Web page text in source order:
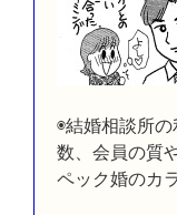
◉結婚相談所
数、会員の質
ペック婚のカ